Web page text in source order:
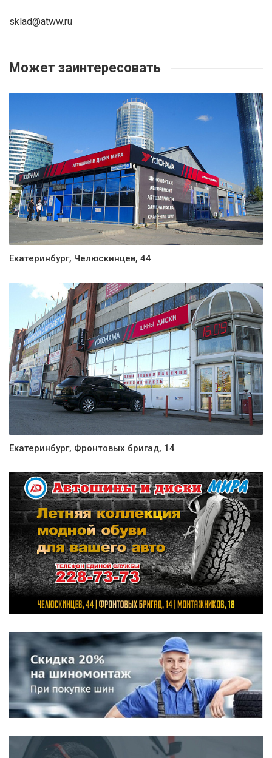
sklad@atww.ru
Может заинтересовать
Екатеринбург, Челюскинцев, 44
Екатеринбург, Фронтовых бригад, 14